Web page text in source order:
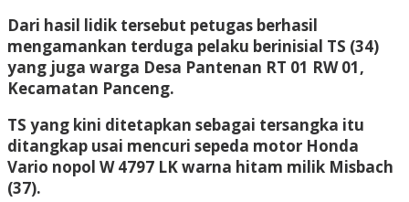
Dari hasil lidik tersebut petugas berhasil
mengamankan terduga pelaku berinisial TS (34)
yang juga warga Desa Pantenan RT 01 RW 01,
Kecamatan Panceng.
TS yang kini ditetapkan sebagai tersangka itu
ditangkap usai mencuri sepeda motor Honda
Vario nopol W 4797 LK warna hitam milik Misbach
(37).